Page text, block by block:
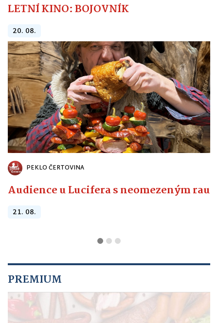
LETNÍ KINO: BOJOVNÍK
20. 08.
PEKLO ČERTOVINA
Audience u Lucifera s neomezeným
21. 08.
PREMIUM